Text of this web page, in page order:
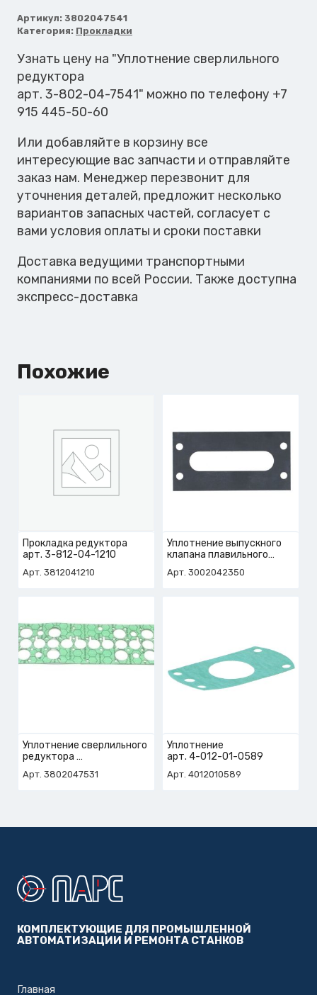
сверлильного
редуктора
Артикул: 3802047541
Категория: Прокладки
Узнать цену на "Уплотнение сверлильного
редуктора
арт. 3-802-04-7541" можно по телефону +7
915 445-50-60
Или добавляйте в корзину все
интересующие вас запчасти и отправляйте
заказ нам. Менеджер перезвонит для
уточнения деталей, предложит несколько
вариантов запасных частей, согласует с
вами условия оплаты и сроки поставки
Доставка ведущими транспортными
компаниями по всей России. Также доступна
экспресс-доставка
Похожие
Прокладка редуктора
арт. 3-812-04-1210
Арт. 3812041210
Уплотнение выпускного
клапана плавильного
арт. 3-002-04-2350
Арт. 3002042350
Уплотнение сверлильного
редуктора
Арт. 3802047531
Уплотнение
арт. 4-012-01-0589
Арт. 4012010589
КОМПЛЕКТУЮЩИЕ ДЛЯ ПРОМЫШЛЕННОЙ
АВТОМАТИЗАЦИИ И РЕМОНТА СТАНКОВ
Главная